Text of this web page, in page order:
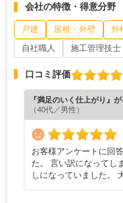
会社の特徴・得意分野
戸建 屋根・外壁 外
自社職人
施工管理技士
口コミ評価
『満足のいく仕上がり』
（40代／男性）
お客様アンケートに回
た。 言い訳になってし
しになっていました。